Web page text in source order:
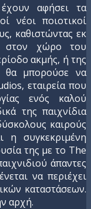
αφήσει τα
νέοι ποιοτικοί
καθιστώντας εκ
στον χώρο του
ακμής, ή της
θα μπορούσε να
εταιρεία που
ενός καλού
της παιχνίδια
καιρούς
η συγκεκριμένη
της με το The
άπαντες
να περιέχει
καταστάσεων.
αρχή.